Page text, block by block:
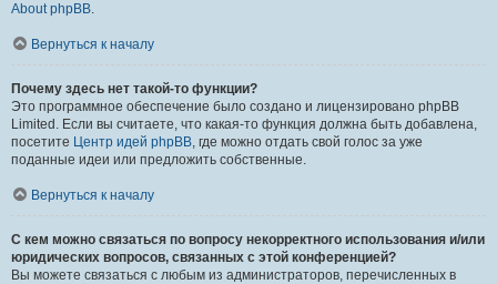
About phpBB.
Вернуться к началу
Почему здесь нет такой-то функции?
Это программное обеспечение было создано и лицензировано phpBB
Limited. Если вы считаете, что какая-то функция должна быть добавлена,
посетите Центр идей phpBB, где можно отдать свой голос за уже
поданные идеи или предложить собственные.
Вернуться к началу
С кем можно связаться по вопросу некорректного использования и/или
юридических вопросов, связанных с этой конференцией?
Вы можете связаться с любым из администраторов, перечисленных в